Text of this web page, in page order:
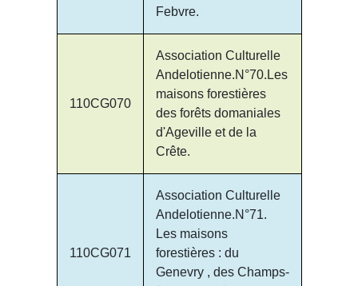
Febvre.
110CG070
Association Culturelle
Andelotienne.N°70.Les
maisons forestières
des forêts domaniales
d'Ageville et de la
Crête.
110CG071
Association Culturelle
Andelotienne.N°71.
Les maisons
forestières : du
Genevry , des Champs-